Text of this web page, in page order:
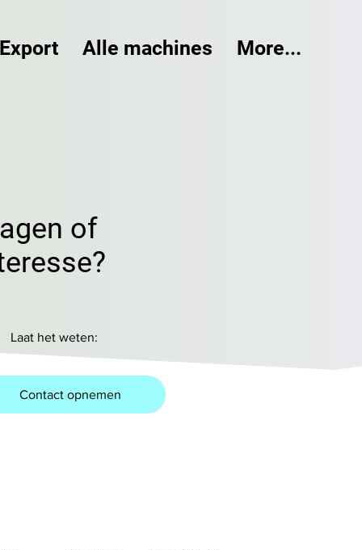
Export Alle machines More...
of
Laat het weten:
Contact opnemen